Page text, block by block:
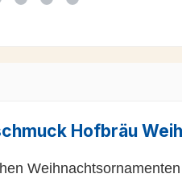
Hofbräu